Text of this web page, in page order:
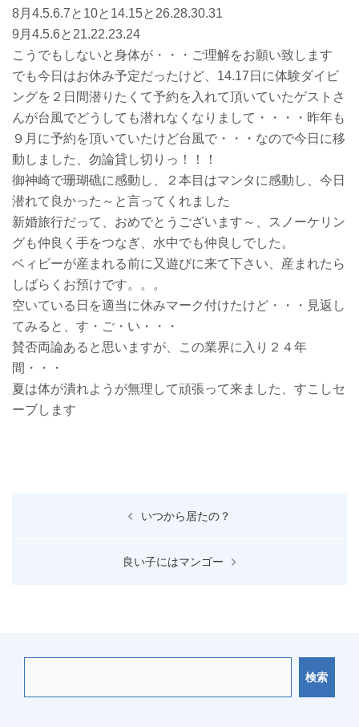
8月4.5.6.7と10と14.15と26.28.30.31
9月4.5.6と21.22.23.24
こうでもしないと身体が・・・ご理解をお願い致します
でも今日はお休み予定だったけど、14.17日に体験ダイビ
ングを２日間潜りたくて予約を入れて頂いていたゲストさ
んが台風でどうしても潜れなくなりまして・・・・昨年も
９月に予約を頂いていたけど台風で・・・なので今日に移
動しました、勿論貸し切りっ！！！
御神崎で珊瑚礁に感動し、２本目はマンタに感動し、今日
潜れて良かった～と言ってくれました
新婚旅行だって、おめでとうございます～、スノーケリン
グも仲良く手をつなぎ、水中でも仲良しでした。
ベィビーが産まれる前に又遊びに来て下さい、産まれたら
しばらくお預けです。。。
空いている日を適当に休みマーク付けたけど・・・見返し
てみると、す・ご・い・・・
賛否両論あると思いますが、この業界に入り２４年
間・・・
夏は体が潰れようが無理して頑張って来ました、すこしセ
ーブします
ョ
いつから居たの？
良い子にはマンゴー
検索